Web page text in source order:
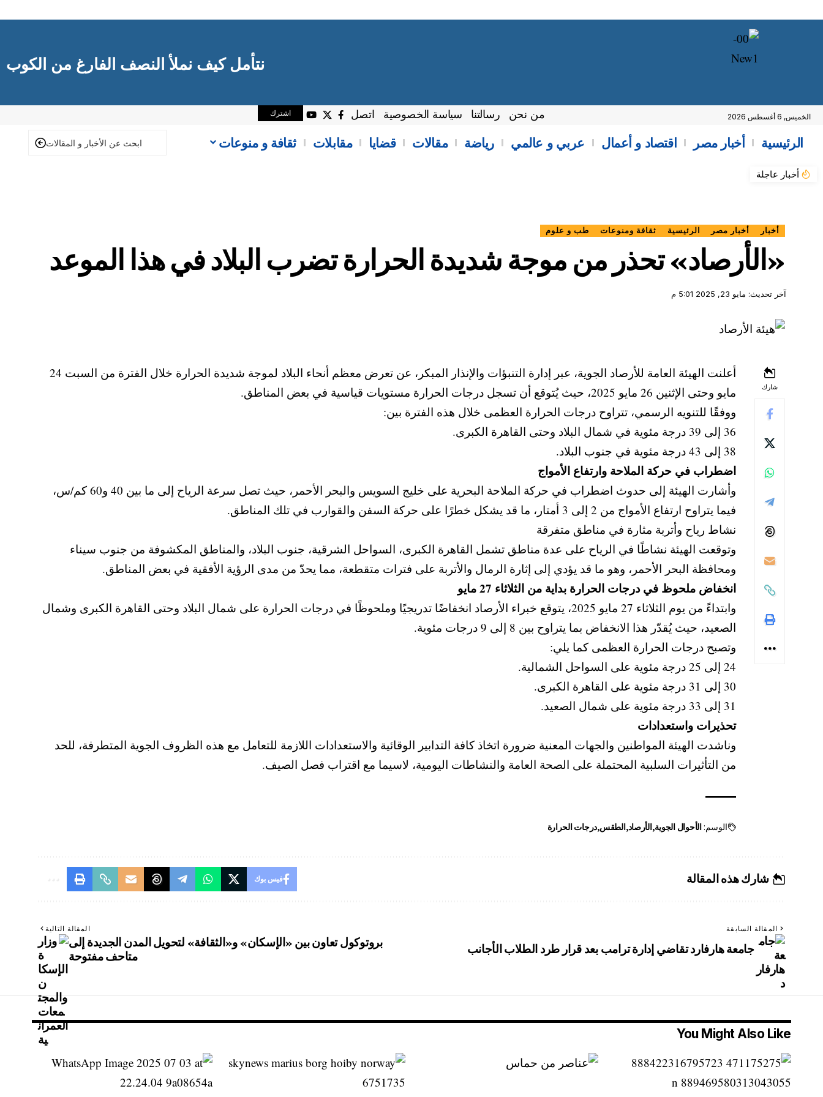
نتأمل كيف نملأ النصف الفارغ من الكوب
الخميس, 6 أغسطس 2026 من نحن رسالتنا سياسة الخصوصية اتصل اشترك
الرئيسية أخبار مصر اقتصاد و أعمال عربي و عالمي رياضة مقالات قضايا مقابلات ثقافة و منوعات
أخبار عاجلة
أخبار أخبار مصر الرئيسية ثقافة ومنوعات طب و علوم
«الأرصاد» تحذر من موجة شديدة الحرارة تضرب البلاد في هذا الموعد
آخر تحديث: مايو 23, 2025 5:01 م
شارك
أعلنت الهيئة العامة للأرصاد الجوية، عبر إدارة التنبؤات والإنذار المبكر، عن تعرض معظم أنحاء البلاد لموجة شديدة الحرارة خلال الفترة من السبت 24
مايو وحتى الإثنين 26 مايو 2025، حيث يُتوقع أن تسجل درجات الحرارة مستويات قياسية في بعض المناطق.
ووفقًا للتنويه الرسمي، تتراوح درجات الحرارة العظمى خلال هذه الفترة بين:
36 إلى 39 درجة مئوية في شمال البلاد وحتى القاهرة الكبرى.
38 إلى 43 درجة مئوية في جنوب البلاد.
اضطراب في حركة الملاحة وارتفاع الأمواج
وأشارت الهيئة إلى حدوث اضطراب في حركة الملاحة البحرية على خليج السويس والبحر الأحمر، حيث تصل سرعة الرياح إلى ما بين 40 و60 كم/س،
فيما يتراوح ارتفاع الأمواج من 2 إلى 3 أمتار، ما قد يشكل خطرًا على حركة السفن والقوارب في تلك المناطق.
نشاط رياح وأتربة مثارة في مناطق متفرقة
وتوقعت الهيئة نشاطًا في الرياح على عدة مناطق تشمل القاهرة الكبرى، السواحل الشرقية، جنوب البلاد، والمناطق المكشوفة من جنوب سيناء
ومحافظة البحر الأحمر، وهو ما قد يؤدي إلى إثارة الرمال والأتربة على فترات متقطعة، مما يحدّ من مدى الرؤية الأفقية في بعض المناطق.
انخفاض ملحوظ في درجات الحرارة بداية من الثلاثاء 27 مايو
وابتداءً من يوم الثلاثاء 27 مايو 2025، يتوقع خبراء الأرصاد انخفاضًا تدريجيًا وملحوظًا في درجات الحرارة على شمال البلاد وحتى القاهرة الكبرى وشمال
الصعيد، حيث يُقدّر هذا الانخفاض بما يتراوح بين 8 إلى 9 درجات مئوية.
وتصبح درجات الحرارة العظمى كما يلي:
24 إلى 25 درجة مئوية على السواحل الشمالية.
30 إلى 31 درجة مئوية على القاهرة الكبرى.
31 إلى 33 درجة مئوية على شمال الصعيد.
تحذيرات واستعدادات
وناشدت الهيئة المواطنين والجهات المعنية ضرورة اتخاذ كافة التدابير الوقائية والاستعدادات اللازمة للتعامل مع هذه الظروف الجوية المتطرفة، للحد
من التأثيرات السلبية المحتملة على الصحة العامة والنشاطات اليومية، لاسيما مع اقتراب فصل الصيف.
الوسم:الأحوال الجوية الأرصاد الطقس درجات الحرارة
شارك هذه المقالة فيس بوك
المقالة السابقة
جامعة هارفارد تقاضي إدارة ترامب بعد قرار طرد الطلاب الأجانب
المقالة التالية
بروتوكول تعاون بين «الإسكان» و«الثقافة» لتحويل المدن الجديدة إلى
متاحف مفتوحة
You Might Also Like